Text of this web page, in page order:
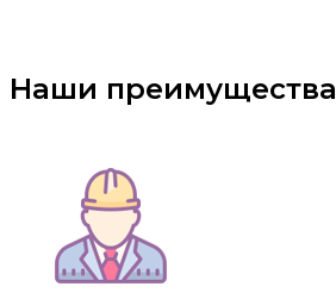
Наши преимущества